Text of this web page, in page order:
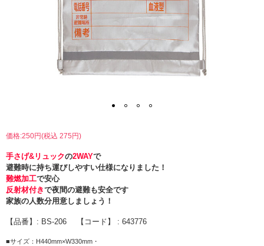
価格:250円(税込 275円)
手さげ&リュックの2WAYで
避難時に持ち運びしやすい仕様になりました！
難燃加工で安心
反射材付きで夜間の避難も安全です
家族の人数分用意しましょう！
【品番】: BS-206 【コード】 : 643776
■サイズ：H440mm×W330mm・